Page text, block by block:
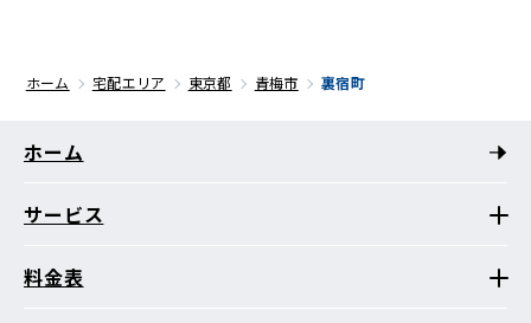
ホーム 宅配エリア 東京都 青梅市 裏宿町
ホーム
サービス
料金表